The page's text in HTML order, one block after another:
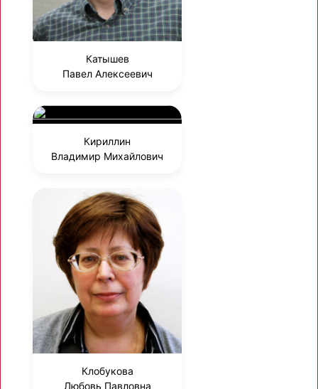
Катышев
Павел Алексеевич
Кириллин
Владимир Михайлович
Клобукова
Любовь Павловна